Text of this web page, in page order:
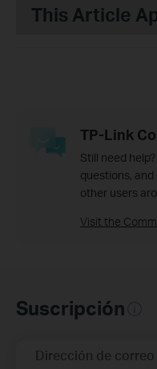
This Article
TP-Link
Still need
questions,
other users
Visit the
Suscripción
Dirección de